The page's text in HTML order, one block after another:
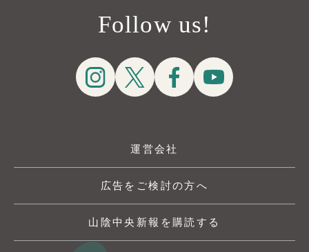
Follow us!
運営会社
広告をご検討の方へ
山陰中央新報を購読する